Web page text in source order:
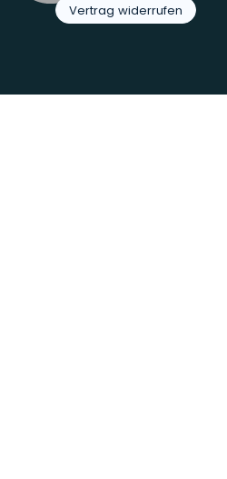
Vertrag widerrufen